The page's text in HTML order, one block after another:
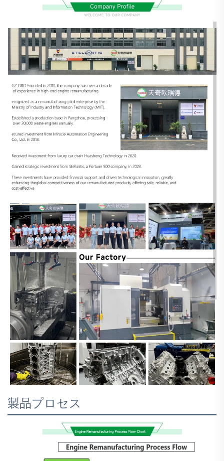
製品プロセス